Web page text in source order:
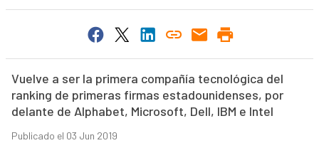
Vuelve a ser la primera compañía tecnológica del
ranking de primeras firmas estadounidenses, por
delante de Alphabet, Microsoft, Dell, IBM e Intel
Publicado el 03 Jun 2019